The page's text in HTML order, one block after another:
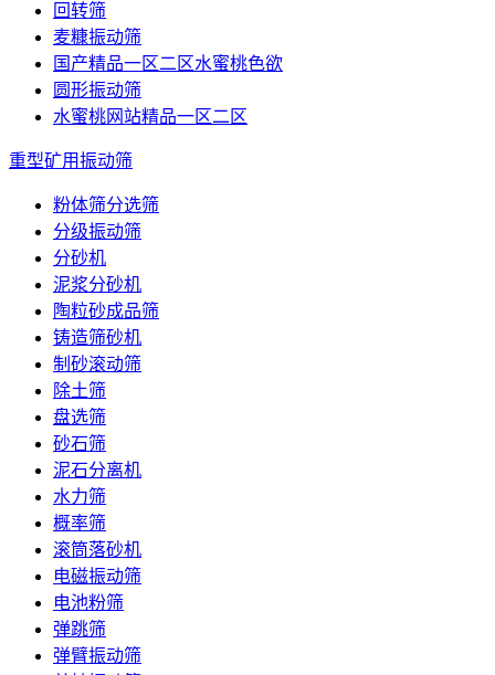
回转筛
麦糠振动筛
国产精品一区二区水蜜桃色欲
圆形振动筛
水蜜桃网站精品一区二区
重型矿用振动筛
粉体筛分选筛
分级振动筛
分砂机
泥浆分砂机
陶粒砂成品筛
铸造筛砂机
制砂滚动筛
除土筛
盘选筛
砂石筛
泥石分离机
水力筛
概率筛
滚筒落砂机
电磁振动筛
电池粉筛
弹跳筛
弹臂振动筛